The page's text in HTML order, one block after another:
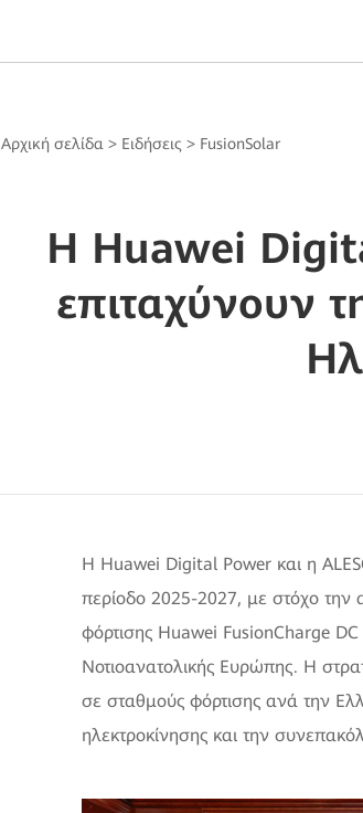
Αρχική σελίδα > Ειδήσεις > FusionSolar
Η Huawei
επιταχύνουν
Η Huawei Digital Power και η
περίοδο 2025-2027, με στόχο την
φόρτισης Huawei FusionCharge
Νοτιοανατολικής Ευρώπης. Η
σε σταθμούς φόρτισης ανά την
ηλεκτροκίνησης και την